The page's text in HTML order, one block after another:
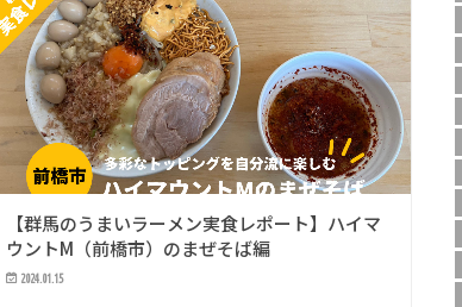
【群馬のうまいラーメン実食レポート】ハイマ
ウントM（前橋市）のまぜそば編
2024.01.15